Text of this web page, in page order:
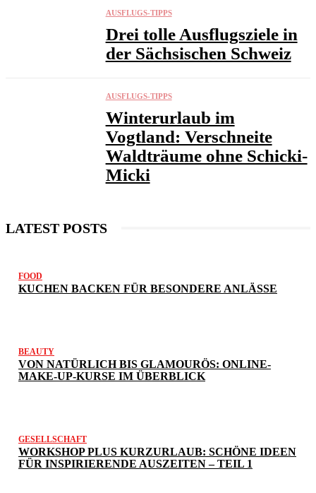
AUSFLUGS-TIPPS
Drei tolle Ausflugsziele in
der Sächsischen Schweiz
AUSFLUGS-TIPPS
Winterurlaub im
Vogtland: Verschneite
Waldträume ohne Schicki-
Micki
LATEST POSTS
FOOD
KUCHEN BACKEN FÜR BESONDERE ANLÄSSE
BEAUTY
VON NATÜRLICH BIS GLAMOURÖS: ONLINE-
MAKE-UP-KURSE IM ÜBERBLICK
GESELLSCHAFT
WORKSHOP PLUS KURZURLAUB: SCHÖNE IDEEN
FÜR INSPIRIERENDE AUSZEITEN – TEIL 1